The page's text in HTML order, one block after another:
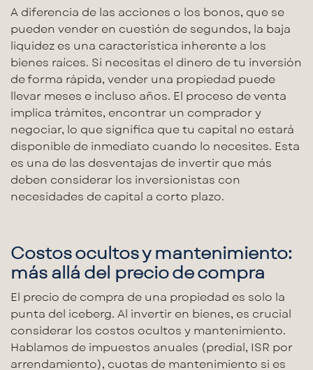
A diferencia de las acciones o los bonos, que se
pueden vender en cuestión de segundos, la baja
liquidez es una característica inherente a los
bienes raíces. Si necesitas el dinero de tu inversión
de forma rápida, vender una propiedad puede
llevar meses e incluso años. El proceso de venta
implica trámites, encontrar un comprador y
negociar, lo que significa que tu capital no estará
disponible de inmediato cuando lo necesites. Esta
es una de las desventajas de invertir que más
deben considerar los inversionistas con
necesidades de capital a corto plazo.
Costos ocultos y mantenimiento:
más allá del precio de compra
El precio de compra de una propiedad es solo la
punta del iceberg. Al invertir en bienes, es crucial
considerar los costos ocultos y mantenimiento.
Hablamos de impuestos anuales (predial, ISR por
arrendamiento), cuotas de mantenimiento si es